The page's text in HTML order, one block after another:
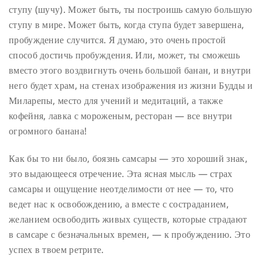
ступу (шучу). Может быть, ты построишь самую большую
ступу в мире. Может быть, когда ступа будет завершена,
пробуждение случится. Я думаю, это очень простой
способ достичь пробуждения. Или, может, ты сможешь
вместо этого воздвигнуть очень большой банан, и внутри
него будет храм, на стенах изображения из жизни Будды и
Миларепы, место для учений и медитаций, а также
кофейня, лавка с мороженым, ресторан — все внутри
огромного банана!
Как бы то ни было, боязнь самсары — это хороший знак,
это выдающееся отречение. Эта ясная мысль — страх
самсары и ощущение неотделимости от нее — то, что
ведет нас к освобождению, а вместе с состраданием,
желанием освободить живых существ, которые страдают
в самсаре с безначальных времен, — к пробуждению. Это
успех в твоем ретрите.